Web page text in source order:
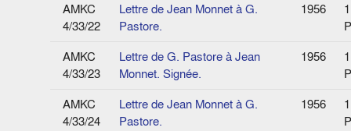
AMKC
4/33/22
Lettre de Jean Monnet à G.
Pastore.
1956
1
AMKC
4/33/23
Lettre de G. Pastore à Jean
Monnet. Signée.
1956
1
AMKC
4/33/24
Lettre de Jean Monnet à G.
Pastore.
1956
1